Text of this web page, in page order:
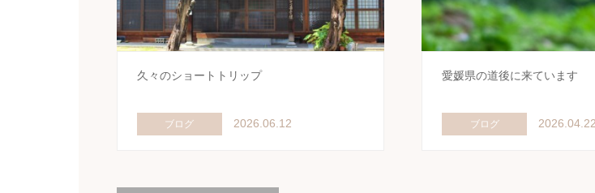
久々のショートトリップ
ブログ 2026.06.12
愛媛県の道後に来ています
ブログ 2026.04.22